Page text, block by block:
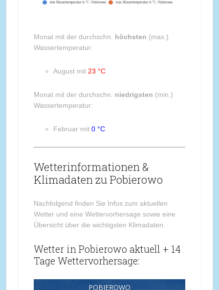
Monat mit der durchschn. höchsten (max.)
Wassertemperatur:
August mit 23 °C
Monat mit der durchschn. niedrigsten (min.)
Wassertemperatur:
Februar mit 0 °C
Wetterinformationen &
Klimadaten zu Pobierowo
Nachfolgend finden Sie Infos zum aktuellen
Wetter und eine Wettervorhersage sowie eine
Übersicht über die wichtigsten Klimadaten.
Wetter in Pobierowo aktuell + 14
Tage Wettervorhersage:
POBIEROWO